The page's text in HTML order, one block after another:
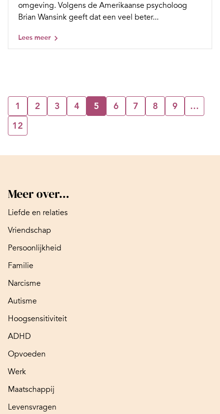
omgeving. Volgens de Amerikaanse psycholoog
Brian Wansink geeft dat een veel beter...
Lees meer
1 2 3 4 5 6 7 8 9
…
12
Meer over...
Liefde en relaties
Vriendschap
Persoonlijkheid
Familie
Narcisme
Autisme
Hoogsensitiviteit
ADHD
Opvoeden
Werk
Maatschappij
Levensvragen